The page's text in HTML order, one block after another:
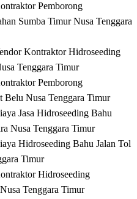
Pemborong
Sumba Timur Nusa Tenggara
Kontraktor Hidroseeding
Tenggara Timur
Pemborong
Belu Nusa Tenggara Timur
Jasa Hidroseeding Bahu
Nusa Tenggara Timur
Hidroseeding Bahu Jalan Tol
Timur
Hidroseeding
Tenggara Timur